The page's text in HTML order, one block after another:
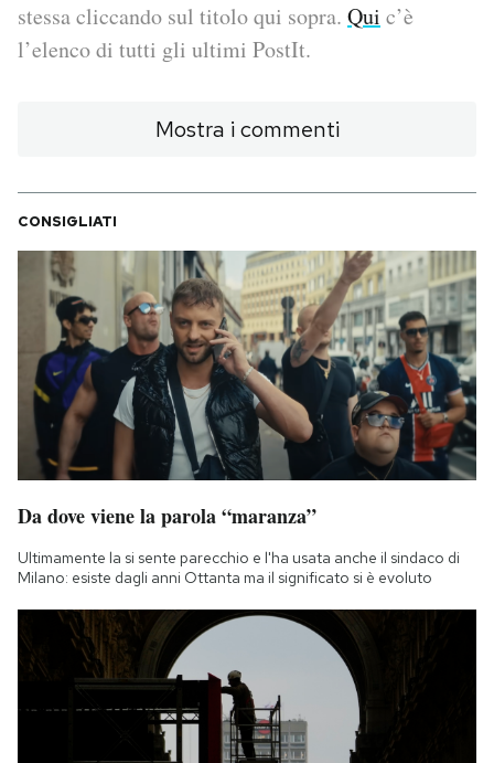
I MIEI PREFERITI
SHOP
CALENDARIO
AREA PERSONALE
Area Personale
Notifiche mobile
Hai bisogno di aiuto?
Esci
stessa cliccando sul titolo qui sopra. Qui c’è
l’elenco di tutti gli ultimi PostIt.
Mostra i commenti
CONSIGLIATI
Da dove viene la parola “maranza”
Ultimamente la si sente parecchio e l'ha usata anche il sindaco di
Milano: esiste dagli anni Ottanta ma il significato si è evoluto